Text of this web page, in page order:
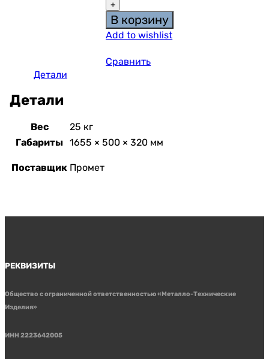
В корзину
Add to wishlist
Сравнить
Детали
Детали
Вес
25 кг
Габариты 1655 × 500 × 320 мм
Поставщик Промет
РЕКВИЗИТЫ
Общество с ограниченной ответственностью «Металло-Технические
Изделия»
ИНН 2223642005